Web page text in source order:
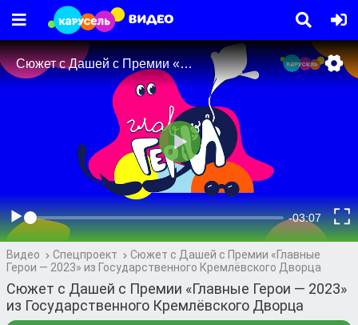
Видео Спецпроект
Сюжет с Дашей с Премии «Главные
Герои — 2023» из Государственного Кремлёвского Дворца
Сюжет с Дашей с Премии «Главные Герои — 2023»
из Государственного Кремлёвского Дворца